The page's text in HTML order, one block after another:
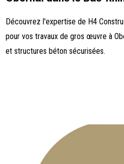
Découvrez l'expertise de H4
pour vos travaux de gros œuvre à
et structures béton sécurisées.